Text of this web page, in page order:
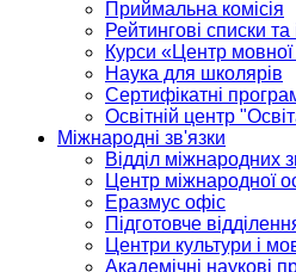
Приймальна комісія
Рейтингові списки
Курси «Центр мовної
Наука для школярів
Сертифікатні
Освітній центр
Міжнародні зв'язки
Відділ міжнародних
Центр міжнародної
Еразмус офіс
Підготовче
Центри культури і
Академічні наукові